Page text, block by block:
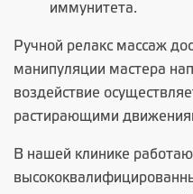
иммунитета.
Ручной релакс массаж
манипуляции мастера
воздействие
растирающими
В нашей клинике